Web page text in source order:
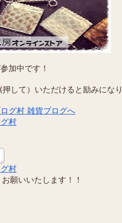
加中です！
して）いただけると励みにな
村
村
願いいたします！！